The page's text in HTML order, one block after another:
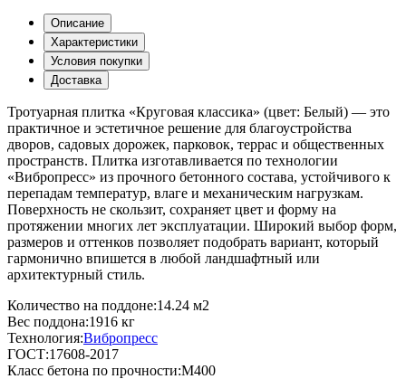
Описание
Характеристики
Условия покупки
Доставка
Тротуарная плитка «Круговая классика» (цвет: Белый) — это
практичное и эстетичное решение для благоустройства
дворов, садовых дорожек, парковок, террас и общественных
пространств. Плитка изготавливается по технологии
«Вибропресс» из прочного бетонного состава, устойчивого к
перепадам температур, влаге и механическим нагрузкам.
Поверхность не скользит, сохраняет цвет и форму на
протяжении многих лет эксплуатации. Широкий выбор форм,
размеров и оттенков позволяет подобрать вариант, который
гармонично впишется в любой ландшафтный или
архитектурный стиль.
Количество на поддоне:14.24 м2
Вес поддона:1916 кг
Технология:Вибропресс
ГОСТ:17608-2017
Класс бетона по прочности:М400